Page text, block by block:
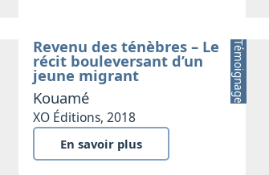
Revenu des ténèbres – Le
récit bouleversant d’un
jeune migrant
Kouamé
XO Éditions, 2018
En savoir plus
Témoignage